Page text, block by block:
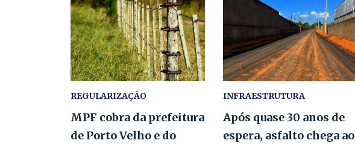
REGULARIZAÇÃO
MPF cobra da prefeitura
de Porto Velho e do
INFRAESTRUTURA
Após quase 30 anos de
espera, asfalto chega ao